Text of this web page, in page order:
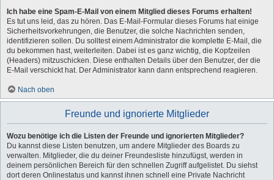
Ich habe eine Spam-E-Mail von einem Mitglied dieses Forums erhalten!
Es tut uns leid, das zu hören. Das E-Mail-Formular dieses Forums hat einige
Sicherheitsvorkehrungen, die Benutzer, die solche Nachrichten senden,
identifizieren sollen. Du solltest einem Administrator die komplette E-Mail, die
du bekommen hast, weiterleiten. Dabei ist es ganz wichtig, die Kopfzeilen
(Headers) mitzuschicken. Diese enthalten Details über den Benutzer, der die
E-Mail verschickt hat. Der Administrator kann dann entsprechend reagieren.
Nach oben
Freunde und ignorierte Mitglieder
Wozu benötige ich die Listen der Freunde und ignorierten Mitglieder?
Du kannst diese Listen benutzen, um andere Mitglieder des Boards zu
verwalten. Mitglieder, die du deiner Freundesliste hinzufügst, werden in
deinem persönlichen Bereich für den schnellen Zugriff aufgelistet. Du siehst
dort deren Onlinestatus und kannst ihnen schnell eine Private Nachricht